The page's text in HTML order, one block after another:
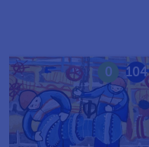
104
0